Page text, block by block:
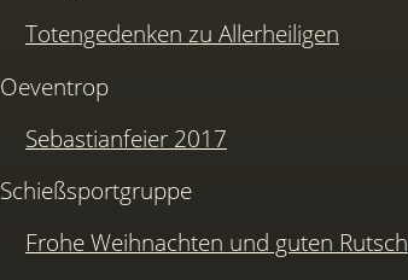
Totengedenken zu Allerheiligen
Oeventrop
Sebastianfeier 2017
Schießsportgruppe
Frohe Weihnachten und guten Rutsch